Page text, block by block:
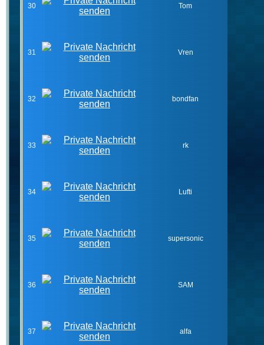
30 Tom
31 Vren
32 bondfan
33 rk
34 Lufti
35 supersonic
36 SAM
37 alfa